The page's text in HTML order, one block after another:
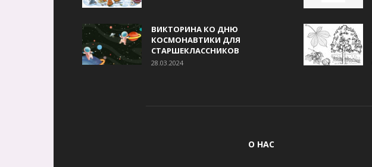
ВИКТОРИНА КО ДНЮ
КОСМОНАВТИКИ ДЛЯ
СТАРШЕКЛАССНИКОВ
28.03.2024
О НАС